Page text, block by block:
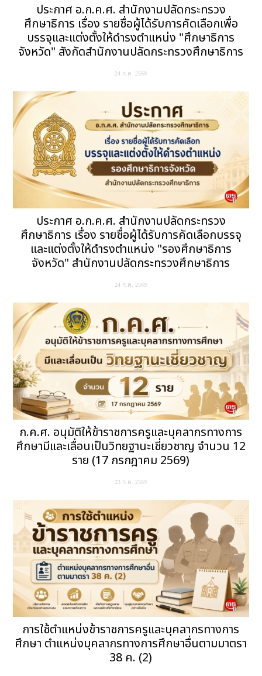
ประกาศ อ.ก.ค.ศ. สำนักงานปลัดกระทรวง
ศึกษาธิการ เรื่อง รายชื่อผู้ได้รับการคัดเลือกเพื่อ
บรรจุและแต่งตั้งให้ดำรงตำแหน่ง "ศึกษาธิการ
จังหวัด" สังกัดสำนักงานปลัดกระทรวงศึกษาธิการ
24 ก.ค. 2569
ประกาศ อ.ก.ค.ศ. สำนักงานปลัดกระทรวง
ศึกษาธิการ เรื่อง รายชื่อผู้ได้รับการคัดเลือกบรรจุ
และแต่งตั้งให้ดำรงตำแหน่ง "รองศึกษาธิการ
จังหวัด" สำนักงานปลัดกระทรวงศึกษาธิการ
24 ก.ค. 2569
ก.ค.ศ. อนุมัติให้ข้าราชการครูและบุคลากรทางการ
ศึกษามีและเลื่อนเป็นวิทยฐานะเชี่ยวชาญ จำนวน 12
ราย (17 กรกฎาคม 2569)
23 ก.ค. 2569
การใช้ตำแหน่งข้าราชการครูและบุคลากรทางการ
ศึกษา ตำแหน่งบุคลากรทางการศึกษาอื่นตามมาตรา
38 ค. (2)